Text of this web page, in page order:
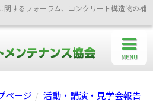
関するフォーラム、コンクリート構造物の補
ページ
活動・講演・見学会報告
MENU